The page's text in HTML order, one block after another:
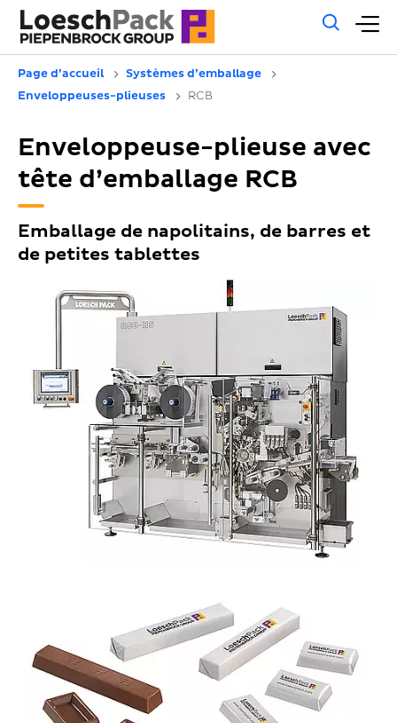
Page d’accueil
Systèmes d’emballage
Enveloppeuses-plieuses
RCB
Enveloppeuse-plieuse avec
tête d’emballage RCB
Emballage de napolitains, de barres et
de petites tablettes